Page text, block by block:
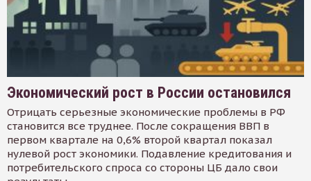
Экономический рост в России остановился
Отрицать серьезные экономические проблемы в РФ
становится все труднее. После сокращения ВВП в
первом квартале на 0,6% второй квартал показал
нулевой рост экономики. Подавление кредитования и
потребительского спроса со стороны ЦБ дало свои